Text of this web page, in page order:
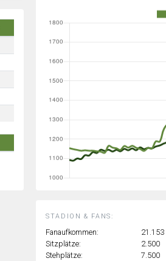
STADION & FANS:
Fanaufkommen:
21.153
Sitzplätze:
2.500
Stehplätze:
7.500